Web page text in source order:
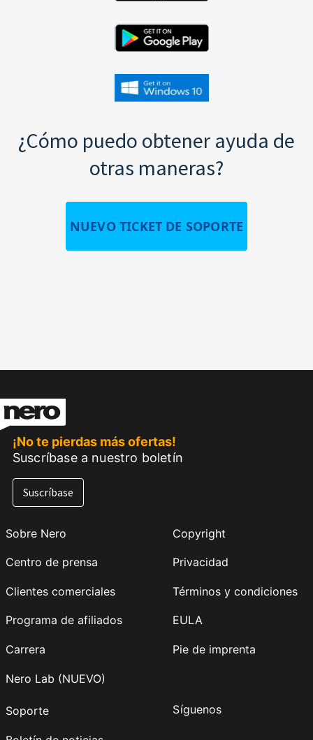
¿Cómo puedo obtener ayuda de
otras maneras?
NUEVO TICKET DE SOPORTE
¡No te pierdas más ofertas!
Suscríbase a nuestro boletín
Suscríbase
Sobre Nero
Centro de prensa
Clientes comerciales
Programa de afiliados
Carrera
Nero Lab (NUEVO)
Copyright
Privacidad
Términos y condiciones
EULA
Pie de imprenta
Soporte Síguenos